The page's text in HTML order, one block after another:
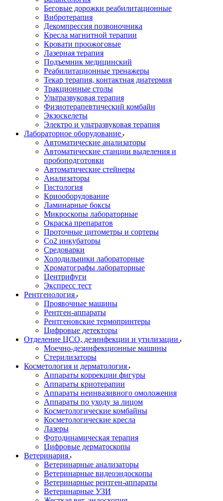
Беговые дорожки реабилитационные
Вибротерапия
Декомпрессия позвоночника
Кресла магнитной терапии
Кровати проожоговые
Лазерная терапия
Подъемник медицинский
Реабилитационные тренажеры
Текар терапия, контактная диатермия
Тракционные столы
Ультразвуковая терапия
Физиотерапевтический комбайн
Экзоскелеты
Электро и ультразвуковая терапия
Лабораторное оборудование
Автоматические анализаторы
Автоматические станции выделения и
пробоподготовки
Автоматические стейнеры
Анализаторы
Гистология
Криооборудование
Ламинарные боксы
Микроскопы лабораторные
Окраска препаратов
Проточные цитометры и сортеры
Со2 инкубаторы
Средоварки
Холодильники лабораторные
Хроматографы лабораторные
Центрифуги
Экспресс тест
Рентгенология
Проявочные машины
Рентген-аппараты
Рентгеновские термопринтеры
Цифровые детекторы
Отделение ЦСО, дезинфекции и утилизации
Моечно-дезинфекционные машины
Стерилизаторы
Косметология и дерматология
Аппараты коррекции фигуры
Аппараты криотерапии
Аппараты неинвазивного омоложения
Аппараты по уходу за лицом
Косметологические комбайны
Косметологические кресла
Лазеры
Фотодинамическая терапия
Цифровые дерматоскопы
Ветеринария
Ветеринарные анализаторы
Ветеринарные видеоэндоскопы
Ветеринарные рентген-аппараты
Ветеринарные УЗИ